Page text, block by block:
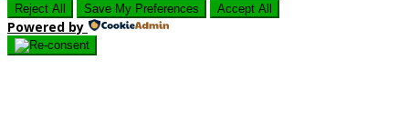
Reject All Save My Preferences Accept All
Powered by